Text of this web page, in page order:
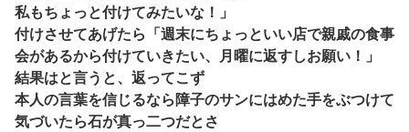
私もちょっと付けてみたいな！」
付けさせてあげたら「週末にちょっといい店で親戚の食事
会があるから付けていきたい、月曜に返すしお願い！」
結果はと言うと、返ってこず
本人の言葉を信じるなら障子のサンにはめた手をぶつけて
気づいたら石が真っ二つだとさ